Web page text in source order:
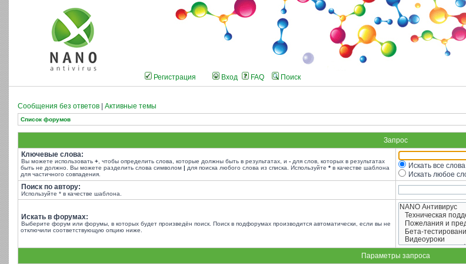
Регистрация Вход FAQ Поиск
Сообщения без ответов Активные темы
Список форумов
Запрос
Ключевые слова:
Вы можете использовать + , чтобы определить слова, которые должны быть в результатах, и - для слов, которых в результатах
быть не должно. Вы можете разделить слова символом | для поиска любого слова из списка. Используйте * в качестве шаблона
для частичного совпадения.
Искать все слова
Искать любое
Поиск по автору:
Используйте * в качестве шаблона.
Искать в форумах:
Выберите форум или форумы, в которых будет произведён поиск. Поиск в подфорумах производится автоматически, если вы не
отключили соответствующую опцию ниже.
Параметры запроса